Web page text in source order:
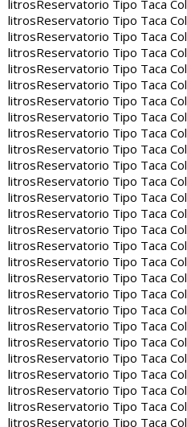
litrosReservatorio Tipo Taca
litrosReservatorio Tipo Taca
litrosReservatorio Tipo Taca
litrosReservatorio Tipo Taca
litrosReservatorio Tipo Taca
litrosReservatorio Tipo Taca
litrosReservatorio Tipo Taca
litrosReservatorio Tipo Taca
litrosReservatorio Tipo Taca
litrosReservatorio Tipo Taca
litrosReservatorio Tipo Taca
litrosReservatorio Tipo Taca
litrosReservatorio Tipo Taca
litrosReservatorio Tipo Taca
litrosReservatorio Tipo Taca
litrosReservatorio Tipo Taca
litrosReservatorio Tipo Taca
litrosReservatorio Tipo Taca
litrosReservatorio Tipo Taca
litrosReservatorio Tipo Taca
litrosReservatorio Tipo Taca
litrosReservatorio Tipo Taca
litrosReservatorio Tipo Taca
litrosReservatorio Tipo Taca
litrosReservatorio Tipo Taca
litrosReservatorio Tipo Taca
litrosReservatorio Tipo Taca